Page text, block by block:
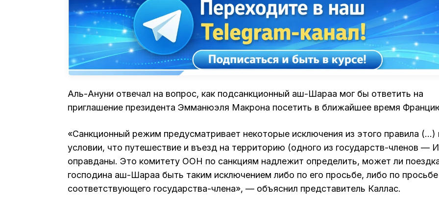
Аль-Ануни отвечал на вопрос, как подсанкционный аш-Шараа мог бы ответить на
приглашение президента Эмманюэля Макрона посетить в ближайшее время
«Санкционный режим предусматривает некоторые исключения из этого правила (…)
условии, что путешествие и въезд на территорию (одного из государств-членов —
оправданы. Это комитету ООН по санкциям надлежит определить, может ли
господина аш-Шараа быть таким исключением либо по его просьбе, либо по просьбе
соответствующего государства-члена», — объяснил представитель Каллас.